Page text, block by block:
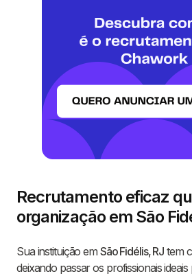
Recrutamento eficaz
organização em São
Sua instituição em São Fidélis, RJ tem
deixando passar os profissionais